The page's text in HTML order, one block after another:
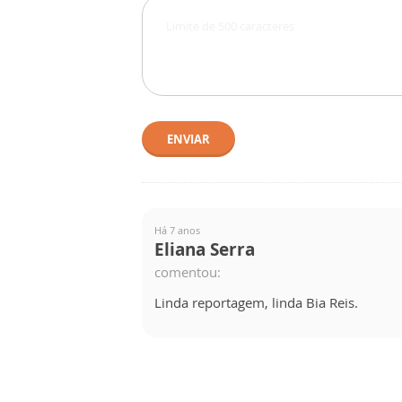
ENVIAR
Há 7 anos
Eliana Serra
comentou:
Linda reportagem, linda Bia Reis.